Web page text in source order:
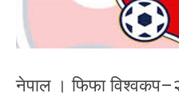
नेपाल । फिफा